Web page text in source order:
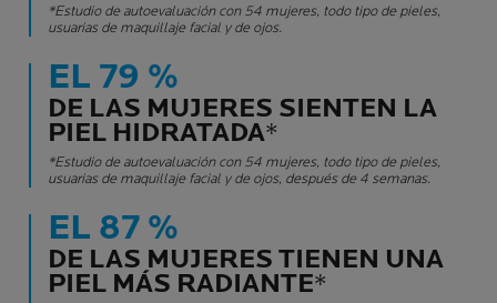
*Estudio de autoevaluación con 54 mujeres, todo tipo de pieles,
usuarias de maquillaje facial y de ojos.
EL 79 %
DE LAS MUJERES SIENTEN LA
PIEL HIDRATADA*
*Estudio de autoevaluación con 54 mujeres, todo tipo de pieles,
usuarias de maquillaje facial y de ojos, después de 4 semanas.
EL 87 %
DE LAS MUJERES TIENEN UNA
PIEL MÁS RADIANTE*